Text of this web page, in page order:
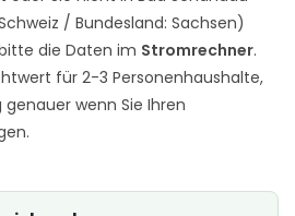
/ Bundesland: Sachsen)
die Daten im Stromrechner.
für 2-3 Personenhaushalte,
wenn Sie Ihren